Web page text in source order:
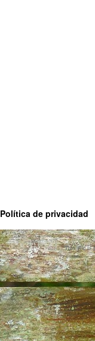
Política de privacidad
This site is